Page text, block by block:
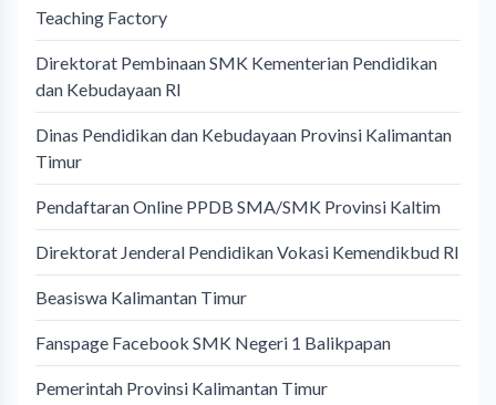
Teaching Factory
Direktorat Pembinaan SMK Kementerian Pendidikan
dan Kebudayaan RI
Dinas Pendidikan dan Kebudayaan Provinsi Kalimantan
Timur
Pendaftaran Online PPDB SMA/SMK Provinsi Kaltim
Direktorat Jenderal Pendidikan Vokasi Kemendikbud RI
Beasiswa Kalimantan Timur
Fanspage Facebook SMK Negeri 1 Balikpapan
Pemerintah Provinsi Kalimantan Timur